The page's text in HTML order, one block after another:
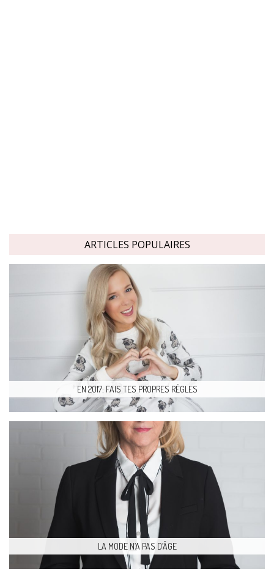
ARTICLES POPULAIRES
EN 2017: FAIS TES PROPRES RÈGLES
LA MODE N’A PAS D’ÂGE